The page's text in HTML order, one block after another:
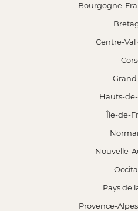
Bourgogne-
Centre-Val
Grand
Hauts-
Île-de-
Nouvelle-
Pays de
Provence-